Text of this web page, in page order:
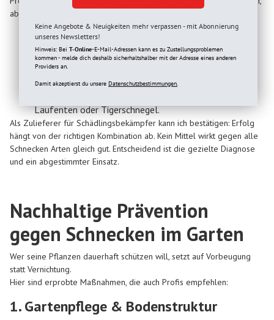
abgestimmt auf die jeweilige Schnecken Art:
Biologische Mittel
gegen Wegschnecken, aber unschädlich für Haustiere.
Barrieren
Eindringen in Beete.
Laufenten oder Tigerschnegel.
Als Zulieferer für Schädlingsbekämpfer kann ich bestätigen: Erfolg
hängt von der richtigen Kombination ab. Kein Mittel wirkt gegen alle
Schnecken Arten gleich gut. Entscheidend ist die gezielte Diagnose
und ein abgestimmter Einsatz.
Nachhaltige Prävention
gegen Schnecken im Garten
Wer seine Pflanzen dauerhaft schützen will, setzt auf Vorbeugung
statt Vernichtung.
Hier sind erprobte Maßnahmen, die auch Profis empfehlen:
1. Gartenpflege & Bodenstruktur
Keine Angebote & Neuigkeiten mehr verpassen - mit Abonnierung
unseres Newsletters!
Hinweis: Bei T-Online-E-Mail-Adressen kann es zu Zustellungsproblemen
kommen - melde dich deshalb sicherhaltshalber mit der Adresse eines anderen
Providers an.
Damit akzeptierst du unsere Datenschutzbestimmungen.